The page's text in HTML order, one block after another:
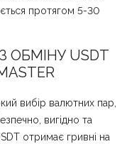
протягом 5-30
ОБМІНУ USDT
вибір валютних пар,
вигідно та
отримає гривні на